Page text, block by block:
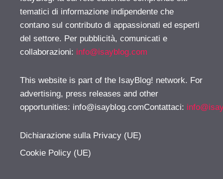
tematici di informazione indipendente che
contano sul contributo di appassionati ed esperti
del settore. Per pubblicità, comunicati e
collaborazioni: info@isayblog.com
This website is part of the IsayBlog! network. For
advertising, press releases and other
opportunities: info@isayblog.comContattaci:
Dichiarazione sulla Privacy (UE)
Cookie Policy (UE)